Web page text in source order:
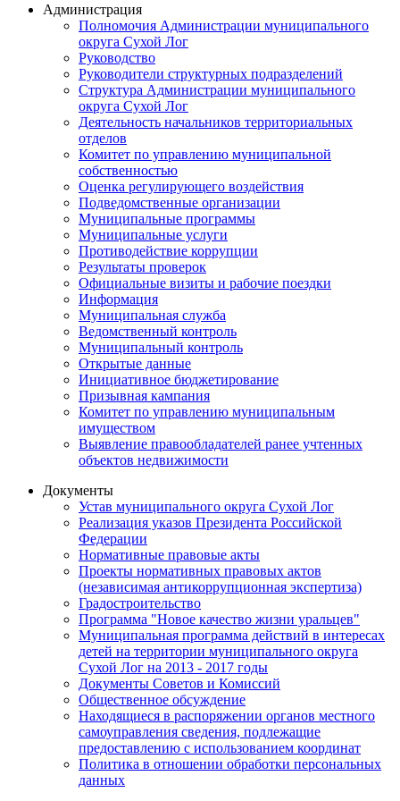
Администрация
Полномочия Администрации муниципального
округа Сухой Лог
Руководство
Руководители структурных подразделений
Структура Администрации муниципального
округа Сухой Лог
Деятельность начальников территориальных
отделов
Комитет по управлению муниципальной
собственностью
Оценка регулирующего воздействия
Подведомственные организации
Муниципальные программы
Муниципальные услуги
Противодействие коррупции
Результаты проверок
Официальные визиты и рабочие поездки
Информация
Муниципальная служба
Ведомственный контроль
Муниципальный контроль
Открытые данные
Инициативное бюджетирование
Призывная кампания
Комитет по управлению муниципальным
имуществом
Выявление правообладателей ранее учтенных
объектов недвижимости
Документы
Устав муниципального округа Сухой Лог
Реализация указов Президента Российской
Федерации
Нормативные правовые акты
Проекты нормативных правовых актов
(независимая антикоррупционная экспертиза)
Градостроительство
Программа "Новое качество жизни уральцев"
Муниципальная программа действий в интересах
детей на территории муниципального округа
Сухой Лог на 2013 - 2017 годы
Документы Советов и Комиссий
Общественное обсуждение
Находящиеся в распоряжении органов местного
самоуправления сведения, подлежащие
предоставлению с использованием координат
Политика в отношении обработки персональных
данных